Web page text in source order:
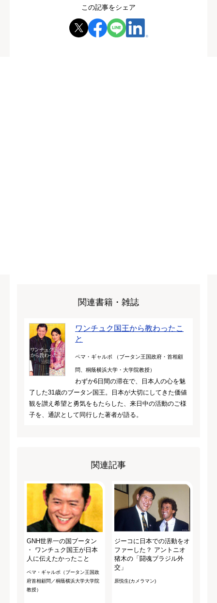
この記事をシェア
関連書籍・雑誌
ワンチュク国王から教わったこ
と
ペマ・ギャルポ （ブータン王国政府・首相顧
問、桐蔭横浜大学・大学院教授）
わずか6日間の滞在で、日本人の心を魅
了した31歳のブータン国王。日本が大切にしてきた価値
観を讃え希望と勇気をもたらした、来日中の活動のご様
子を、通訳として同行した著者が語る。
関連記事
GNH世界一の国ブータン
・ ワンチュク国王が日本
人に伝えたかったこと
ペマ・ギャルポ（ブータン王国政
府首相顧問／桐蔭横浜大学大学院
教授）
ジーコに日本での活動をオ
ファーした？ アントニオ
猪木の「闘魂ブラジル外
交」
原悦生(カメラマン)